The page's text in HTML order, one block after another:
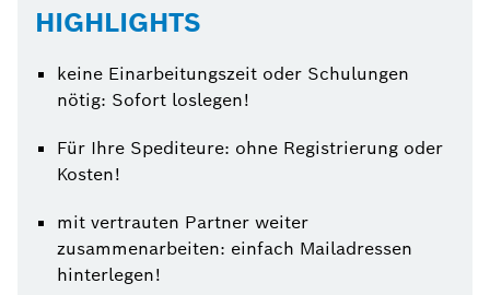
HIGHLIGHTS
keine Einarbeitungszeit oder Schulungen
nötig: Sofort loslegen!
Für Ihre Spediteure: ohne Registrierung oder
Kosten!
mit vertrauten Partner weiter
zusammenarbeiten: einfach Mailadressen
hinterlegen!